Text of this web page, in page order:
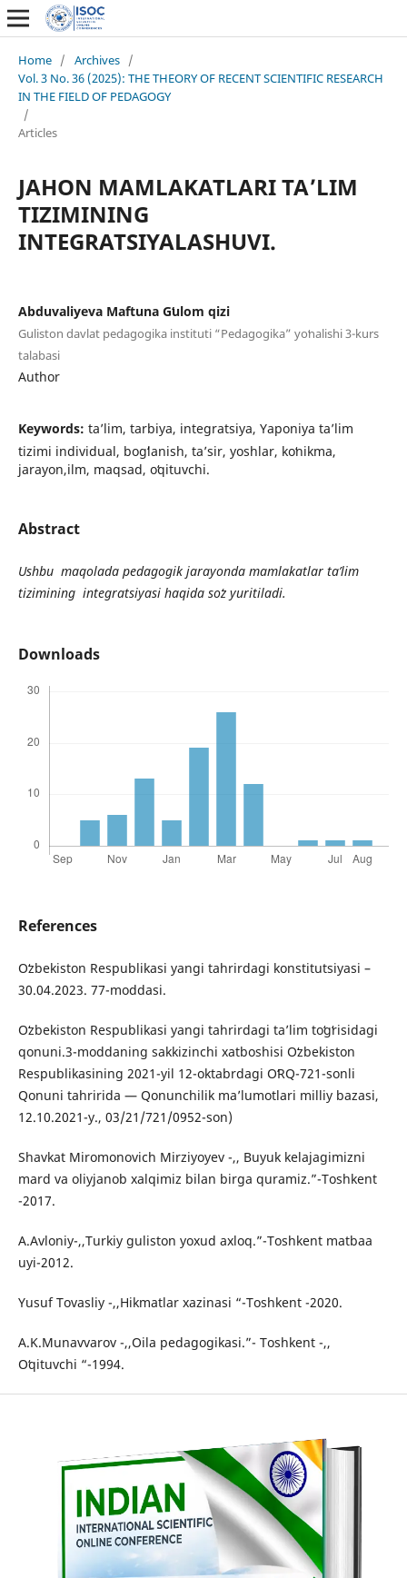
Home / Archives /
Vol. 3 No. 36 (2025): THE THEORY OF RECENT SCIENTIFIC RESEARCH
IN THE FIELD OF PEDAGOGY
/
Articles
JAHON MAMLAKATLARI TA’LIM
TIZIMINING
INTEGRATSIYALASHUVI.
Abduvaliyeva Maftuna Gʻulom qizi
Guliston davlat pedagogika instituti “Pedagogika” yoʻnalishi 3-kurs
talabasi
Author
Keywords: ta’lim, tarbiya, integratsiya, Yaponiya ta’lim
tizimi individual, bogʻlanish, taʼsir, yoshlar, koʻnikma,
jarayon,ilm, maqsad, oʻqituvchi.
Abstract
Ushbu maqolada pedagogik jarayonda mamlakatlar ta’lim
tizimining integratsiyasi haqida soz yuritiladi.
Downloads
References
Oʻzbekiston Respublikasi yangi tahrirdagi konstitutsiyasi –
30.04.2023. 77-moddasi.
Oʻzbekiston Respublikasi yangi tahrirdagi taʼlim toʻgʻrisidagi
qonuni.3-moddaning sakkizinchi xatboshisi Oʻzbekiston
Respublikasining 2021-yil 12-oktabrdagi OʻRQ-721-sonli
Qonuni tahririda — Qonunchilik ma’lumotlari milliy bazasi,
12.10.2021-y., 03/21/721/0952-son)
Shavkat Miromonovich Mirziyoyev -,, Buyuk kelajagimizni
mard va oliyjanob xalqimiz bilan birga quramiz.”-Toshkent
-2017.
A.Avloniy-,,Turkiy guliston yoxud axloq.”-Toshkent matbaa
uyi-2012.
Yusuf Tovasliy -,,Hikmatlar xazinasi “-Toshkent -2020.
A.K.Munavvarov -,,Oila pedagogikasi.”- Toshkent -,,
Oʻqituvchi “-1994.